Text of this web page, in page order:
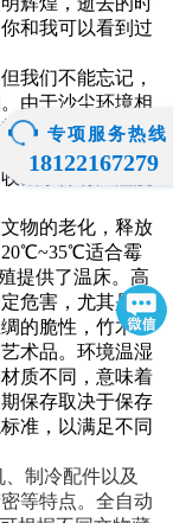
和我可以看到过
我们不能忘记，
由于沙尘环境相
会被打破，文物
其中温度和湿度
藏条件有温湿度
物的老化，释放
20℃~35℃适合霉
提供了温床。高
危害，尤其是对
的脆性，竹木和
术品。环境温湿
质不同，意味着
保存取决于保存
准，以满足不同
、制冷配件以及
等特点。全自动
专项服务热线
18122167279